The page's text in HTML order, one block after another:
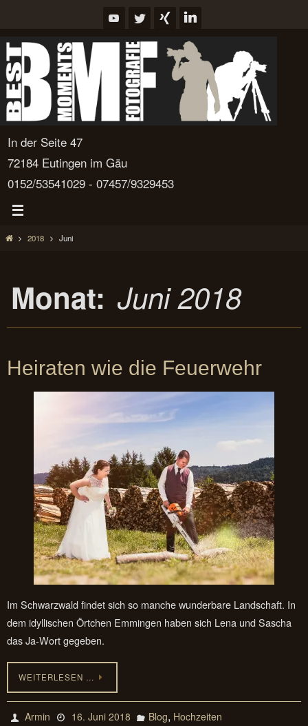
springen
In der Seite 47
72184 Eutingen im Gäu
0152/53541029 - 07457/9329453
Start2018 Juni
Monat: Juni 2018
Heiraten wie die Feuerwehr
Im Schwarzwald findet sich so manche wunderbare Landschaft. In
dem idyllischen Örtchen Emmingen haben sich Lena und Sascha
das Ja-Wort gegeben.
WEITERLESEN …
Armin 16. Juni 2018 Blog, Hochzeiten